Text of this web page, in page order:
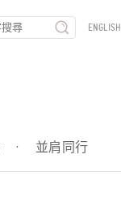
· 並肩同行
ENGLISH